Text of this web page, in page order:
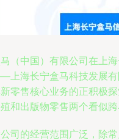
（中国）有限公司在上
上海长宁盒马科技发展有
零售核心业务的正积极
和出版物零售两个看似
司的经营范围广泛，除